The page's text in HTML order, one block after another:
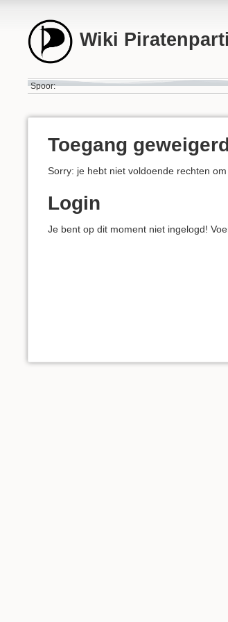
Wiki
Spoor:
Toegang
Sorry: je hebt niet voldoende rechten
Login
Je bent op dit moment niet ingelogd!